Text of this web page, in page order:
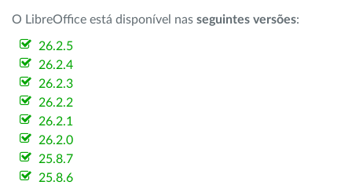
O LibreOffice está disponível nas seguintes versões:
26.2.5
26.2.4
26.2.3
26.2.2
26.2.1
26.2.0
25.8.7
25.8.6